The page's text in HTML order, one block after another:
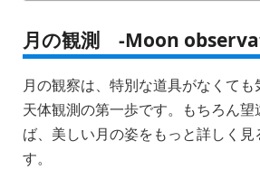
月の観測 -Moon
月の観察は、特別な道具がなくても
天体観測の第一歩です。もちろん
ば、美しい月の姿をもっと詳しく
す。